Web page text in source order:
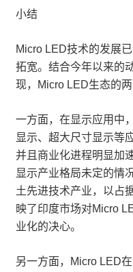
小结
Micro LED技术的发展
拓宽。结合今年以来的
现，Micro LED生态的
一方面，在显示应用中
显示、超大尺寸显示等
并且商业化进程明显加
显示产业格局未定的情
土先进技术产业，以占
映了印度市场对Micro
业化的决心。
另一方面，Micro LED